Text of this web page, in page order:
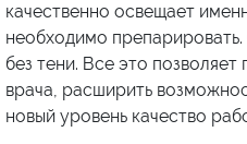
качественно освещает
необходимо
без тени. Все это
врача, расширить
новый уровень качество